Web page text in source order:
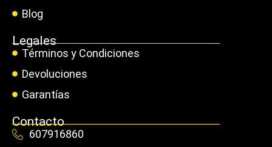
Blog
Legales
Términos y Condiciones
Devoluciones
Garantías
Contacto
607916860